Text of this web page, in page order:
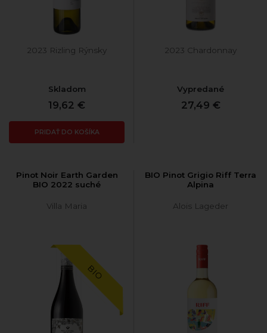
2023 Rizling Rýnsky
Skladom
19,62 €
PRIDAŤ DO KOŠÍKA
2023 Chardonnay
Vypredané
27,49 €
Pinot Noir Earth Garden
BIO 2022 suché
Villa Maria
BIO
BIO Pinot Grigio Riff Terra
Alpina
Alois Lageder